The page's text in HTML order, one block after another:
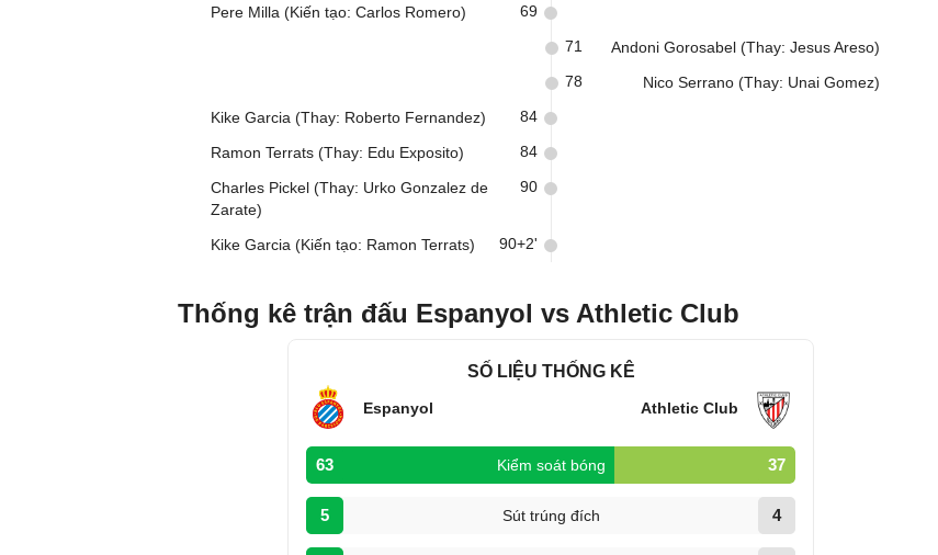
Pere Milla (Kiến tạo: Carlos Romero) 69
Andoni Gorosabel (Thay: Jesus Areso)
71
Nico Serrano (Thay: Unai Gomez)
78
Kike Garcia (Thay: Roberto Fernandez) 84
Ramon Terrats (Thay: Edu Exposito) 84
Charles Pickel (Thay: Urko Gonzalez de
Zarate)
90
Kike Garcia (Kiến tạo: Ramon Terrats) 90+2'
Thống kê trận đấu Espanyol vs Athletic Club
SỐ LIỆU THỐNG KÊ
Espanyol Athletic Club
63 Kiểm soát bóng 37
5 Sút trúng đích 4